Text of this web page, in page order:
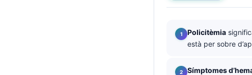
Policitèmia
està per sobre
Símptomes